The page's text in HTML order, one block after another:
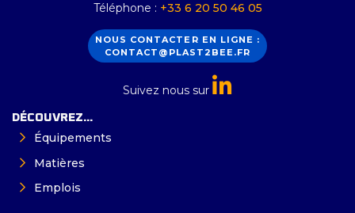
Téléphone : +33 6 20 50 46 05
NOUS CONTACTER EN LIGNE :
CONTACT@PLAST2BEE.FR
Suivez nous sur
DÉCOUVREZ...
Équipements
Matières
Emplois